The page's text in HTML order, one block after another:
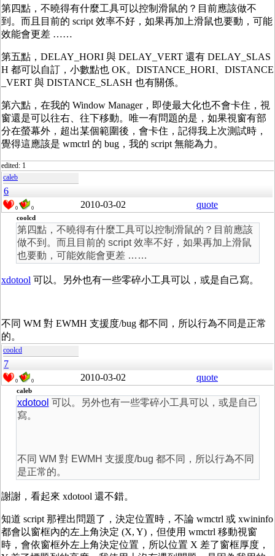
第四點，不曉得有什麼工具可以控制滑鼠的？目前應該做不
到。而且目前的 script 效率不好，如果再加上滑鼠也要動，可能
效能會更差 ……
第五點，DELAY_HORI 與 DELAY_VERT 還有 DELAY_SLAS
H 都可以自訂，小數點也 OK。DISTANCE_HORI、DISTANCE
_VERT 與 DISTANCE_SLASH 也有關係。
第六點，在我的 Window Manager，即使最大化也不會卡住，視
窗還是可以往右、往下移動。唯一有問題的是，如果視窗有部
分在螢幕外，超出某個範圍後，會卡住，記得我上次測試時，
覺得這應該是 wmctrl 的 bug，我的 script 無能為力。
edited: 1
caleb
6
0 0 2010-03-02 quote
coolcd
第四點，不曉得有什麼工具可以控制滑鼠的？目前應該
做不到。而且目前的 script 效率不好，如果再加上滑鼠
也要動，可能效能會更差 ……
xdotool 可以。另外也有一些零碎小工具可以，或是自己寫。
不同 WM 對 EWMH 支援度/bug 都不同，所以行為不同是正常
的。
coolcd
7
0 0 2010-03-02 quote
caleb
xdotool 可以。另外也有一些零碎小工具可以，或是自己
寫。
不同 WM 對 EWMH 支援度/bug 都不同，所以行為不同
是正常的。
謝謝，看起來 xdotool 還不錯。
知道 script 那裡出問題了，決定位置時，不論 wmctrl 或 xwininfo
都會以窗框內的左上角決定 (X, Y)，但使用 wmctrl 移動視窗
時，會依窗框外左上角決定位置，所以位置 X 差了窗框厚度，